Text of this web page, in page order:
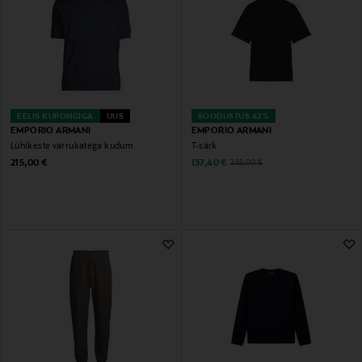
EELIS KUPONGIGA UUS
EMPORIO ARMANI
Lühikeste varrukatega kudum
Original Price
215,00 €
SOODUSTUS 42%
EMPORIO ARMANI
T-särk
Discounted Price
137,40 € Original Price
235,00 €